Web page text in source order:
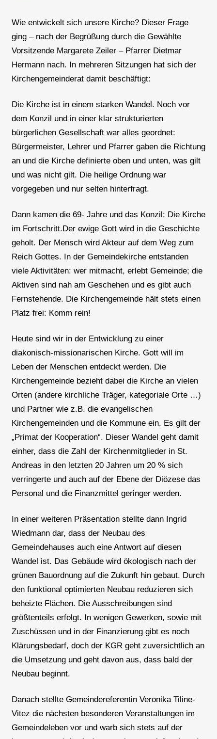
Wie entwickelt sich unsere Kirche? Dieser Frage
ging – nach der Begrüßung durch die Gewählte
Vorsitzende Margarete Zeiler – Pfarrer Dietmar
Hermann nach. In mehreren Sitzungen hat sich der
Kirchengemeinderat damit beschäftigt:
Die Kirche ist in einem starken Wandel. Noch vor
dem Konzil und in einer klar strukturierten
bürgerlichen Gesellschaft war alles geordnet:
Bürgermeister, Lehrer und Pfarrer gaben die Richtung
an und die Kirche definierte oben und unten, was gilt
und was nicht gilt. Die heilige Ordnung war
vorgegeben und nur selten hinterfragt.
Dann kamen die 69- Jahre und das Konzil: Die Kirche
im Fortschritt.Der ewige Gott wird in die Geschichte
geholt. Der Mensch wird Akteur auf dem Weg zum
Reich Gottes. In der Gemeindekirche entstanden
viele Aktivitäten: wer mitmacht, erlebt Gemeinde; die
Aktiven sind nah am Geschehen und es gibt auch
Fernstehende. Die Kirchengemeinde hält stets einen
Platz frei: Komm rein!
Heute sind wir in der Entwicklung zu einer
diakonisch-missionarischen Kirche. Gott will im
Leben der Menschen entdeckt werden. Die
Kirchengemeinde bezieht dabei die Kirche an vielen
Orten (andere kirchliche Träger, kategoriale Orte …)
und Partner wie z.B. die evangelischen
Kirchengemeinden und die Kommune ein. Es gilt der
„Primat der Kooperation“. Dieser Wandel geht damit
einher, dass die Zahl der Kirchenmitglieder in St.
Andreas in den letzten 20 Jahren um 20 % sich
verringerte und auch auf der Ebene der Diözese das
Personal und die Finanzmittel geringer werden.
In einer weiteren Präsentation stellte dann Ingrid
Wiedmann dar, dass der Neubau des
Gemeindehauses auch eine Antwort auf diesen
Wandel ist. Das Gebäude wird ökologisch nach der
grünen Bauordnung auf die Zukunft hin gebaut. Durch
den funktional optimierten Neubau reduzieren sich
beheizte Flächen. Die Ausschreibungen sind
größtenteils erfolgt. In wenigen Gewerken, sowie mit
Zuschüssen und in der Finanzierung gibt es noch
Klärungsbedarf, doch der KGR geht zuversichtlich an
die Umsetzung und geht davon aus, dass bald der
Neubau beginnt.
Danach stellte Gemeindereferentin Veronika Tiline-
Vitez die nächsten besonderen Veranstaltungen im
Gemeindeleben vor und warb sich stets auf der